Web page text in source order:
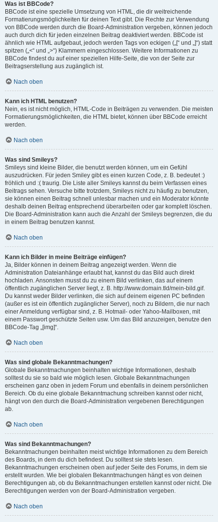
Was ist BBCode?
BBCode ist eine spezielle Umsetzung von HTML, die dir weitreichende
Formatierungsmöglichkeiten für deinen Text gibt. Die Rechte zur Verwendung
von BBCode werden durch die Board-Administration vergeben, können jedoch
auch durch dich für jeden einzelnen Beitrag deaktiviert werden. BBCode ist
ähnlich wie HTML aufgebaut, jedoch werden Tags von eckigen („[“ und „]“) statt
spitzen („<“ und „>“) Klammern eingeschlossen. Weitere Informationen zu
BBCode findest du auf einer speziellen Hilfe-Seite, die von der Seite zur
Beitragserstellung aus zugänglich ist.
Nach oben
Kann ich HTML benutzen?
Nein, es ist nicht möglich, HTML-Code in Beiträgen zu verwenden. Die meisten
Formatierungsmöglichkeiten, die HTML bietet, können über BBCode erreicht
werden.
Nach oben
Was sind Smileys?
Smileys sind kleine Bilder, die benutzt werden können, um ein Gefühl
auszudrücken. Für jeden Smiley gibt es einen kurzen Code, z. B. bedeutet :)
fröhlich und :( traurig. Die Liste aller Smileys kannst du beim Verfassen eines
Beitrags sehen. Versuche bitte trotzdem, Smileys nicht zu häufig zu benutzen,
sie können einen Beitrag schnell unlesbar machen und ein Moderator könnte
deshalb deinen Beitrag entsprechend überarbeiten oder gar komplett löschen.
Die Board-Administration kann auch die Anzahl der Smileys begrenzen, die du
in einem Beitrag benutzen kannst.
Nach oben
Kann ich Bilder in meine Beiträge einfügen?
Ja, Bilder können in deinem Beitrag angezeigt werden. Wenn die
Administration Dateianhänge erlaubt hat, kannst du das Bild auch direkt
hochladen. Ansonsten musst du zu einem Bild verlinken, das auf einem
öffentlich zugänglichen Server liegt, z. B. http://www.domain.tld/mein-bild.gif.
Du kannst weder Bilder verlinken, die sich auf deinem eigenen PC befinden
(außer es ist ein öffentlich zugänglicher Server), noch zu Bildern, die nur nach
einer Anmeldung verfügbar sind, z. B. Hotmail- oder Yahoo-Mailboxen, mit
einem Passwort geschützte Seiten usw. Um das Bild anzuzeigen, benutze den
BBCode-Tag „[img]“.
Nach oben
Was sind globale Bekanntmachungen?
Globale Bekanntmachungen beinhalten wichtige Informationen, deshalb
solltest du sie so bald wie möglich lesen. Globale Bekanntmachungen
erscheinen ganz oben in jedem Forum und ebenfalls in deinem persönlichen
Bereich. Ob du eine globale Bekanntmachung schreiben kannst oder nicht,
hängt von den durch die Board-Administration vergebenen Berechtigungen
ab.
Nach oben
Was sind Bekanntmachungen?
Bekanntmachungen beinhalten meist wichtige Informationen zu dem Bereich
des Boards, in dem du dich befindest. Du solltest sie stets lesen.
Bekanntmachungen erscheinen oben auf jeder Seite des Forums, in dem sie
erstellt wurden. Wie bei globalen Bekanntmachungen hängt es von deinen
Berechtigungen ab, ob du Bekanntmachungen erstellen kannst oder nicht. Die
Berechtigungen werden von der Board-Administration vergeben.
Nach oben